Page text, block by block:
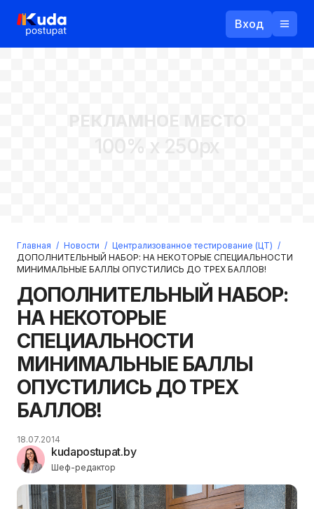
Вход
Войти
Прислать пароль
РЕКЛАМНОЕ МЕСТО
100% x 250px
Главная / Новости / Централизованное тестирование (ЦТ) /
ДОПОЛНИТЕЛЬНЫЙ НАБОР: НА НЕКОТОРЫЕ СПЕЦИАЛЬНОСТИ
МИНИМАЛЬНЫЕ БАЛЛЫ ОПУСТИЛИСЬ ДО ТРЕХ БАЛЛОВ!
ДОПОЛНИТЕЛЬНЫЙ НАБОР:
НА НЕКОТОРЫЕ
СПЕЦИАЛЬНОСТИ
МИНИМАЛЬНЫЕ БАЛЛЫ
ОПУСТИЛИСЬ ДО ТРЕХ
БАЛЛОВ!
kudapostupat.by
Шеф-редактор
18.07.2014